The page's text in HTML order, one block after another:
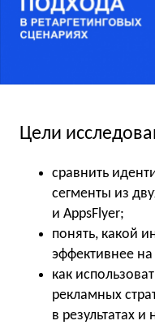
Цели
сравнить
сегменты из
и AppsFlyer;
понять, какой
эффективнее
как
рекламных
в результатах